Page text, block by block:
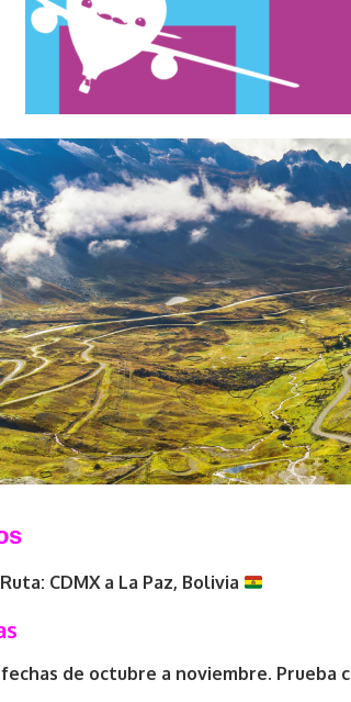
Ruta: CDMX a La Paz, Bolivia
de octubre a noviembre.